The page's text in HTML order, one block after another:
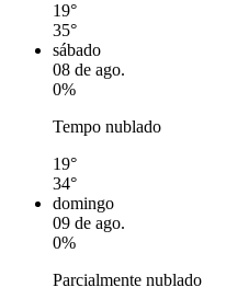
19°
35°
sábado
08 de ago.
0%
Tempo nublado
19°
34°
domingo
09 de ago.
0%
Parcialmente nublado